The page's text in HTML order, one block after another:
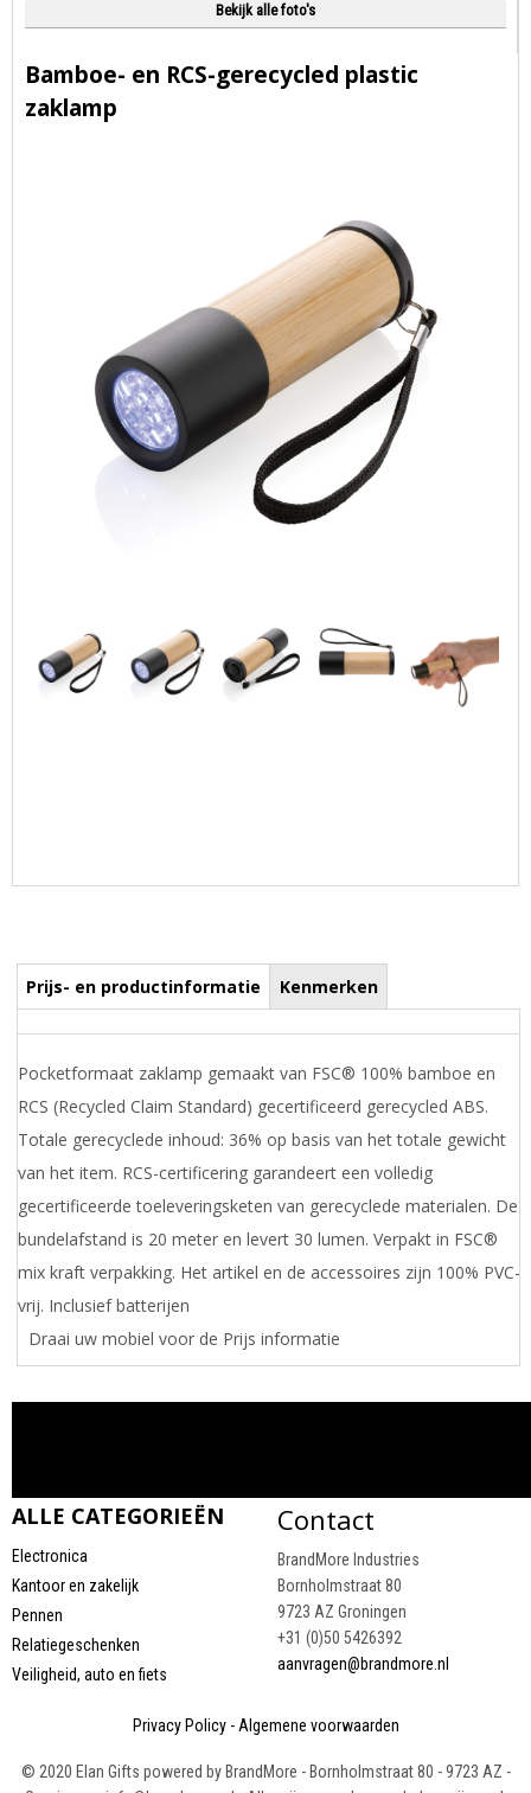
Bekijk alle foto's
Bamboe- en RCS-gerecycled plastic
zaklamp
Prijs- en productinformatie Kenmerken
Pocketformaat zaklamp gemaakt van FSC® 100% bamboe en
RCS (Recycled Claim Standard) gecertificeerd gerecycled ABS.
Totale gerecyclede inhoud: 36% op basis van het totale gewicht
van het item. RCS-certificering garandeert een volledig
gecertificeerde toeleveringsketen van gerecyclede materialen. De
bundelafstand is 20 meter en levert 30 lumen. Verpakt in FSC®
mix kraft verpakking. Het artikel en de accessoires zijn 100% PVC-
vrij. Inclusief batterijen
Draai uw mobiel voor de Prijs informatie
LAATST BEKEKEN PRODUCTEN
Contact
BrandMore Industries
Bornholmstraat 80
9723 AZ Groningen
+31 (0)50 5426392
aanvragen@brandmore.nl
ALLE CATEGORIEËN
Electronica
Kantoor en zakelijk
Pennen
Relatiegeschenken
Veiligheid, auto en fiets
Privacy Policy- Algemene voorwaarden
© 2020 Elan Gifts powered by BrandMore - Bornholmstraat 80 - 9723 AZ -